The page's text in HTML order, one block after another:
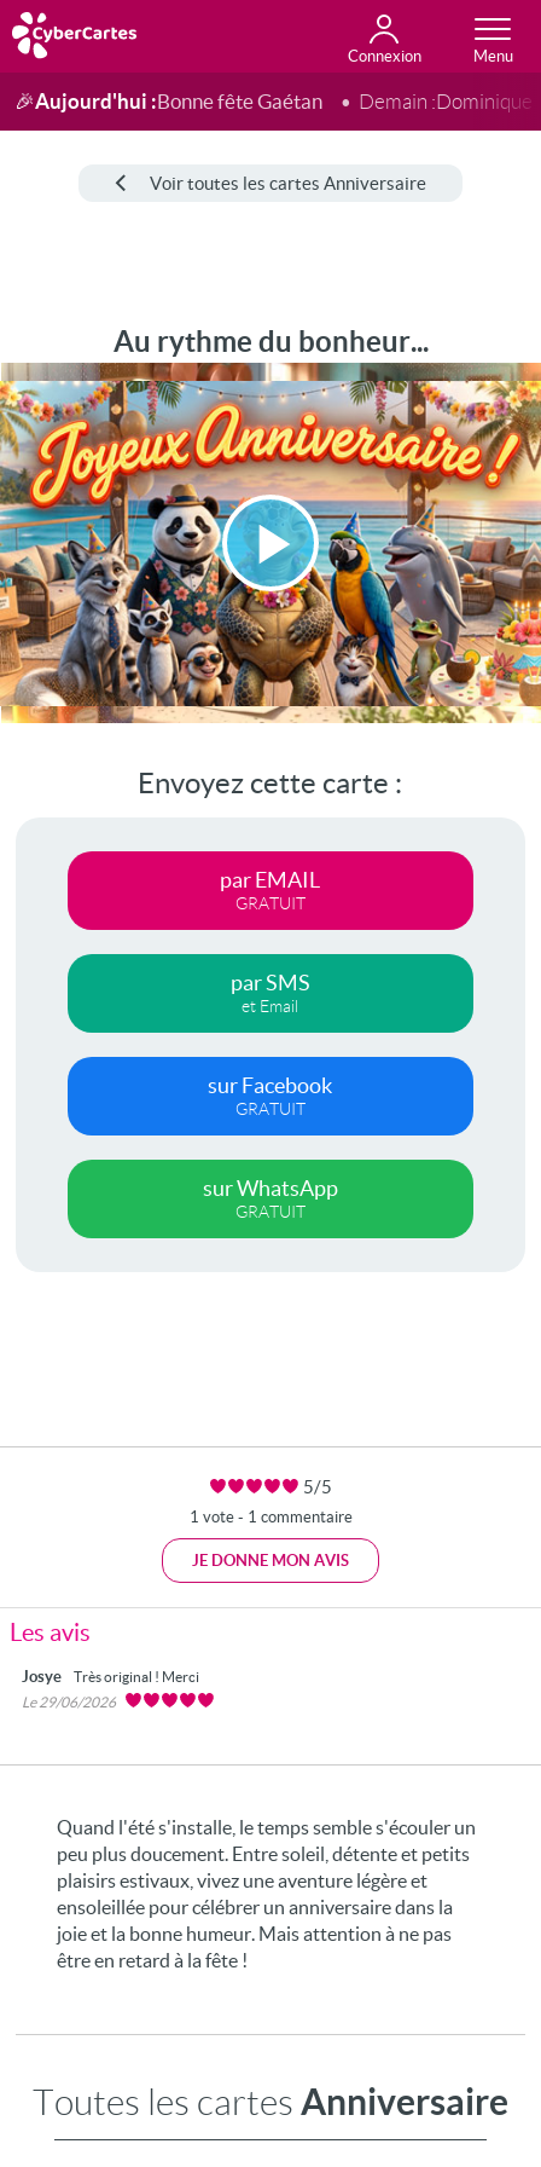
Connexion
Anniversaire
Fête du jour
Amour
Amitié
Merci
Toutes les cartes
🎉Aujourd'hui :Bonne fête Gaétan Demain :Dominique
Voir toutes les cartes Anniversaire
Au rythme du bonheur...
Lire
la
vidéo
Envoyez cette carte :
par EMAIL
GRATUIT
par SMS
et Email
sur Facebook
GRATUIT
sur WhatsApp
GRATUIT
5/5
1 vote - 1 commentaire
JE DONNE MON AVIS
Les avis
Josye
Très original ! Merci
Le 29/06/2026
Quand l'été s'installe, le temps semble s'écouler un
peu plus doucement. Entre soleil, détente et petits
plaisirs estivaux, vivez une aventure légère et
ensoleillée pour célébrer un anniversaire dans la
joie et la bonne humeur. Mais attention à ne pas
être en retard à la fête !
Toutes les cartes Anniversaire